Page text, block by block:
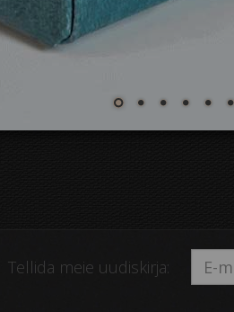
Tellida meie uudiskirja: